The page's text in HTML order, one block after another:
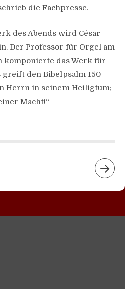
die Fachpresse.
des Abends wird César
Der Professor für Orgel am
komponierte das Werk für
greift den Bibelpsalm 150
Herrn in seinem Heiligtum;
Macht!“